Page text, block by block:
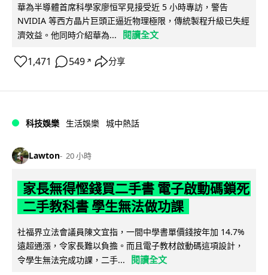
華為半導體首席科學家廖恒罕見接受近 5 小時專訪，警告
NVIDIA 等西方晶片巨頭正逼近物理極限，傳統製程升級已失經
濟效益。他同時介紹華為...
閱讀全文
1,471 549 ↗ 分享
科技娛樂 生活娛樂 城中熱話
Lawton 20 小時
家長無得慳錢買二手書 電子啟動碼鎖死
二手教科書 學生無法做功課
社福界立法會議員陳文宜指，一間中學書單價錢按年加 14.7%
遠超通漲，令家長難以負擔。而且電子教材啟動碼這項設計，
令學生無法完成功課，二手...
閱讀全文